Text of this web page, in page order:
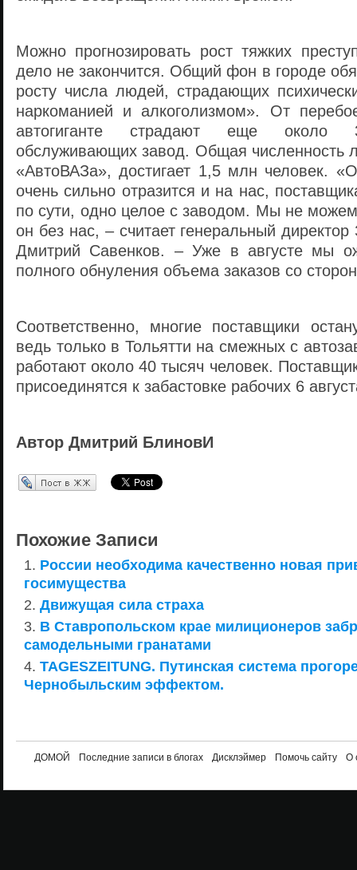
Можно прогнозировать рост тяжких
дело не закончится. Общий фон в городе
росту числа людей, страдающих
наркоманией и алкоголизмом». От
автогиганте страдают еще около
обслуживающих завод. Общая численность
«АвтоВАЗа», достигает 1,5 млн человек.
очень сильно отразится и на нас,
по сути, одно целое с заводом. Мы не
он без нас, – считает генеральный
Дмитрий Савенков. – Уже в августе мы
полного обнуления объема заказов со
Соответственно, многие поставщики
ведь только в Тольятти на смежных с
работают около 40 тысяч человек.
присоединятся к забастовке рабочих 6
Автор Дмитрий БлиновИ
Перепост в ЖЖ
Похожие Записи
России необходима качественно новая
госимущества
Движущая сила страха
В Ставропольском крае милиционеров
самодельными гранатами
TAGESZEITUNG. Путинская система
Чернобыльским эффектом.
ДОМОЙ Последние записи в блогах Дисклэймер Помочь сайту О